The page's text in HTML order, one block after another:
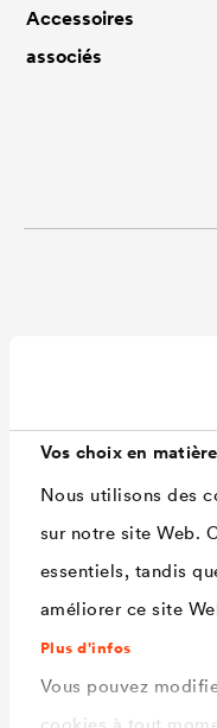
Vos choix en
Nous utilisons des
sur notre site Web.
essentiels, tandis
améliorer ce site
Plus d'infos
Vous pouvez
Accessoires
associés
Résistance au
cisaillement des
recouvrements
Résistance aux
températures
Température
d'application